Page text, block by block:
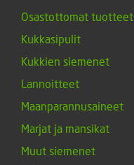
Osastottomat tuotteet
Kukkasipulit
Kukkien siemenet
Lannoitteet
Maanparannusaineet
Marjat ja mansikat
Muut siemenet